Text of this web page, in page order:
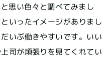
思い色々と調べてみまし
いったイメージがありまし
いぶ働きやすいです。いい
司が頑張りを見てくれてい